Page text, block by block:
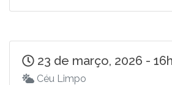
23 de março, 2026 -
Céu Limpo